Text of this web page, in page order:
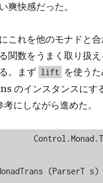
爽快感だった。
これを他のモナドと
関数をうまく取り扱
。まず lift
を使う
のインスタンスにす
にしながら進めた。
(ParserT s)